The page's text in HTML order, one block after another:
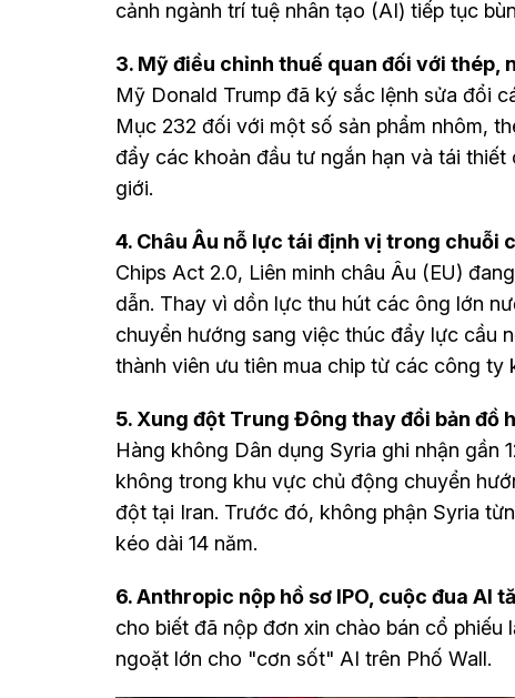
cảnh ngành trí tuệ nhân tạo (AI) tiếp tục
3. Mỹ điều chỉnh thuế quan đối với thép,
Mỹ Donald Trump đã ký sắc lệnh sửa đổi
Mục 232 đối với một số sản phẩm nhôm,
đẩy các khoản đầu tư ngắn hạn và tái
giới.
4. Châu Âu nỗ lực tái định vị trong chuỗi
Chips Act 2.0, Liên minh châu Âu (EU)
dẫn. Thay vì dồn lực thu hút các ông lớn
chuyển hướng sang việc thúc đẩy lực cầu
thành viên ưu tiên mua chip từ các công ty
5. Xung đột Trung Đông thay đổi bản đồ
Hàng không Dân dụng Syria ghi nhận gần
không trong khu vực chủ động chuyển
đột tại Iran. Trước đó, không phận Syria
kéo dài 14 năm.
6. Anthropic nộp hồ sơ IPO, cuộc đua AI
cho biết đã nộp đơn xin chào bán cổ
ngoặt lớn cho "cơn sốt" AI trên Phố Wall.